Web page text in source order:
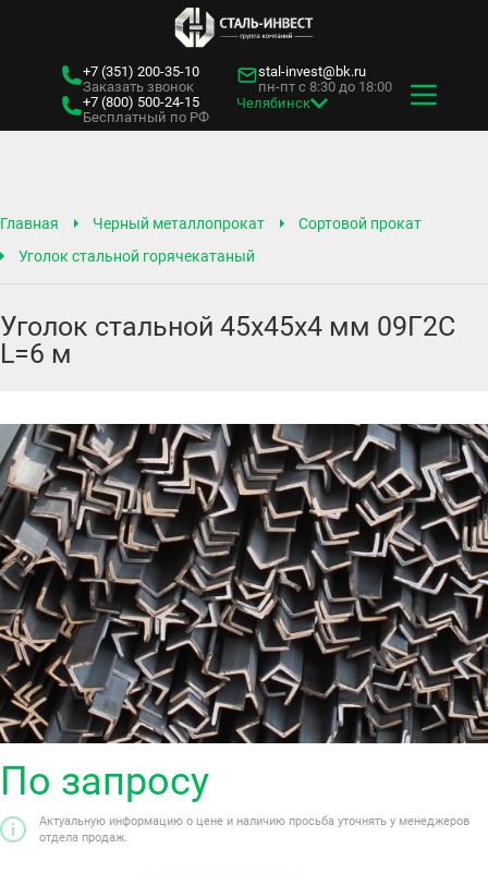
+7 (351) 200-35-10
Заказать звонок
+7 (800) 500-24-15
Бесплатный по РФ
stal-invest@bk.ru
пн-пт с 8:30 до 18:00
Челябинск
Главная Черный металлопрокат
Сортовой прокат
Уголок стальной горячекатаный
Уголок стальной 45х45х4 мм 09Г2С
L=6 м
По запросу
Актуальную информацию о цене и наличию просьба уточнять у менеджеров
отдела продаж.